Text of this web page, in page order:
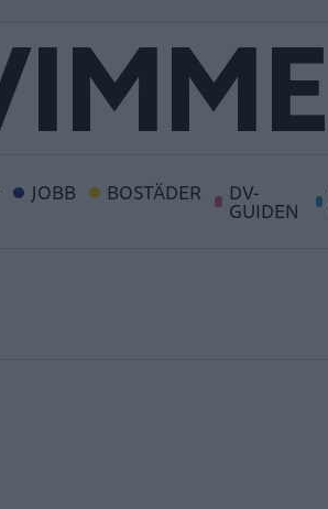
JOBB BOSTÄDER DV-
GUIDEN